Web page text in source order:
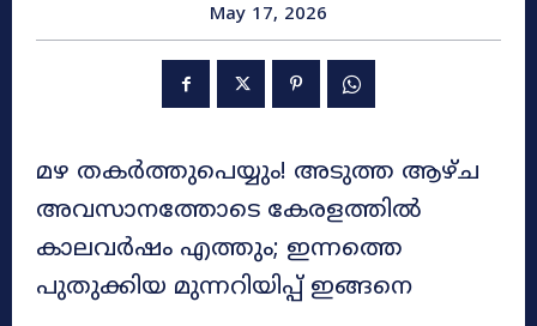
May 17, 2026
മഴ തകർത്തുപെയ്യും! അടുത്ത ആഴ്ച
അവസാനത്തോടെ കേരളത്തിൽ
കാലവർഷം എത്തും; ഇന്നത്തെ
പുതുക്കിയ മുന്നറിയിപ്പ് ഇങ്ങനെ